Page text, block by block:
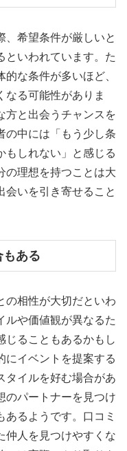
、希望条件が厳しいと
といわれています。た
な条件が多いほど、
なる可能性がありま
方と出会うチャンスを
の中には「もう少し条
もしれない」と感じる
の理想を持つことは大
会いを引き寄せること
ある
の相性が大切だといわ
ルや価値観が異なるた
じることもあるかもし
にイベントを提案する
タイルを好む場合があ
のパートナーを見つけ
あるようです。口コミ
仲人を見つけやすくな